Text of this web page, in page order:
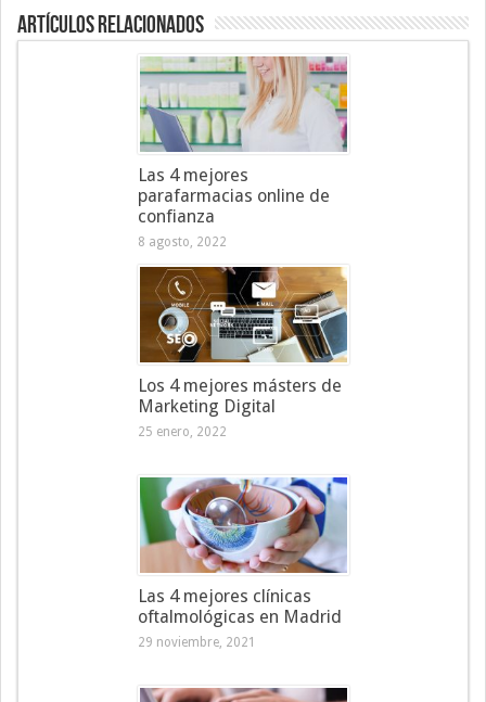
Artículos Relacionados
Las 4 mejores
parafarmacias online de
confianza
8 agosto, 2022
Los 4 mejores másters de
Marketing Digital
25 enero, 2022
Las 4 mejores clínicas
oftalmológicas en Madrid
29 noviembre, 2021